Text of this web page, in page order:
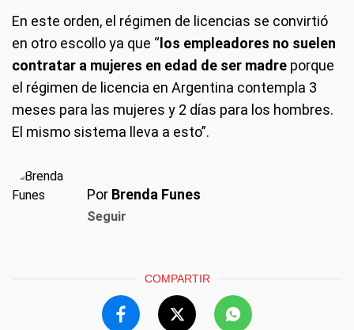
En este orden, el régimen de licencias se convirtió
en otro escollo ya que “ los empleadores no suelen
contratar a mujeres en edad de ser madre porque
el régimen de licencia en Argentina contempla 3
meses para las mujeres y 2 días para los hombres.
El mismo sistema lleva a esto”.
Por Brenda Funes
Seguir
COMPARTIR